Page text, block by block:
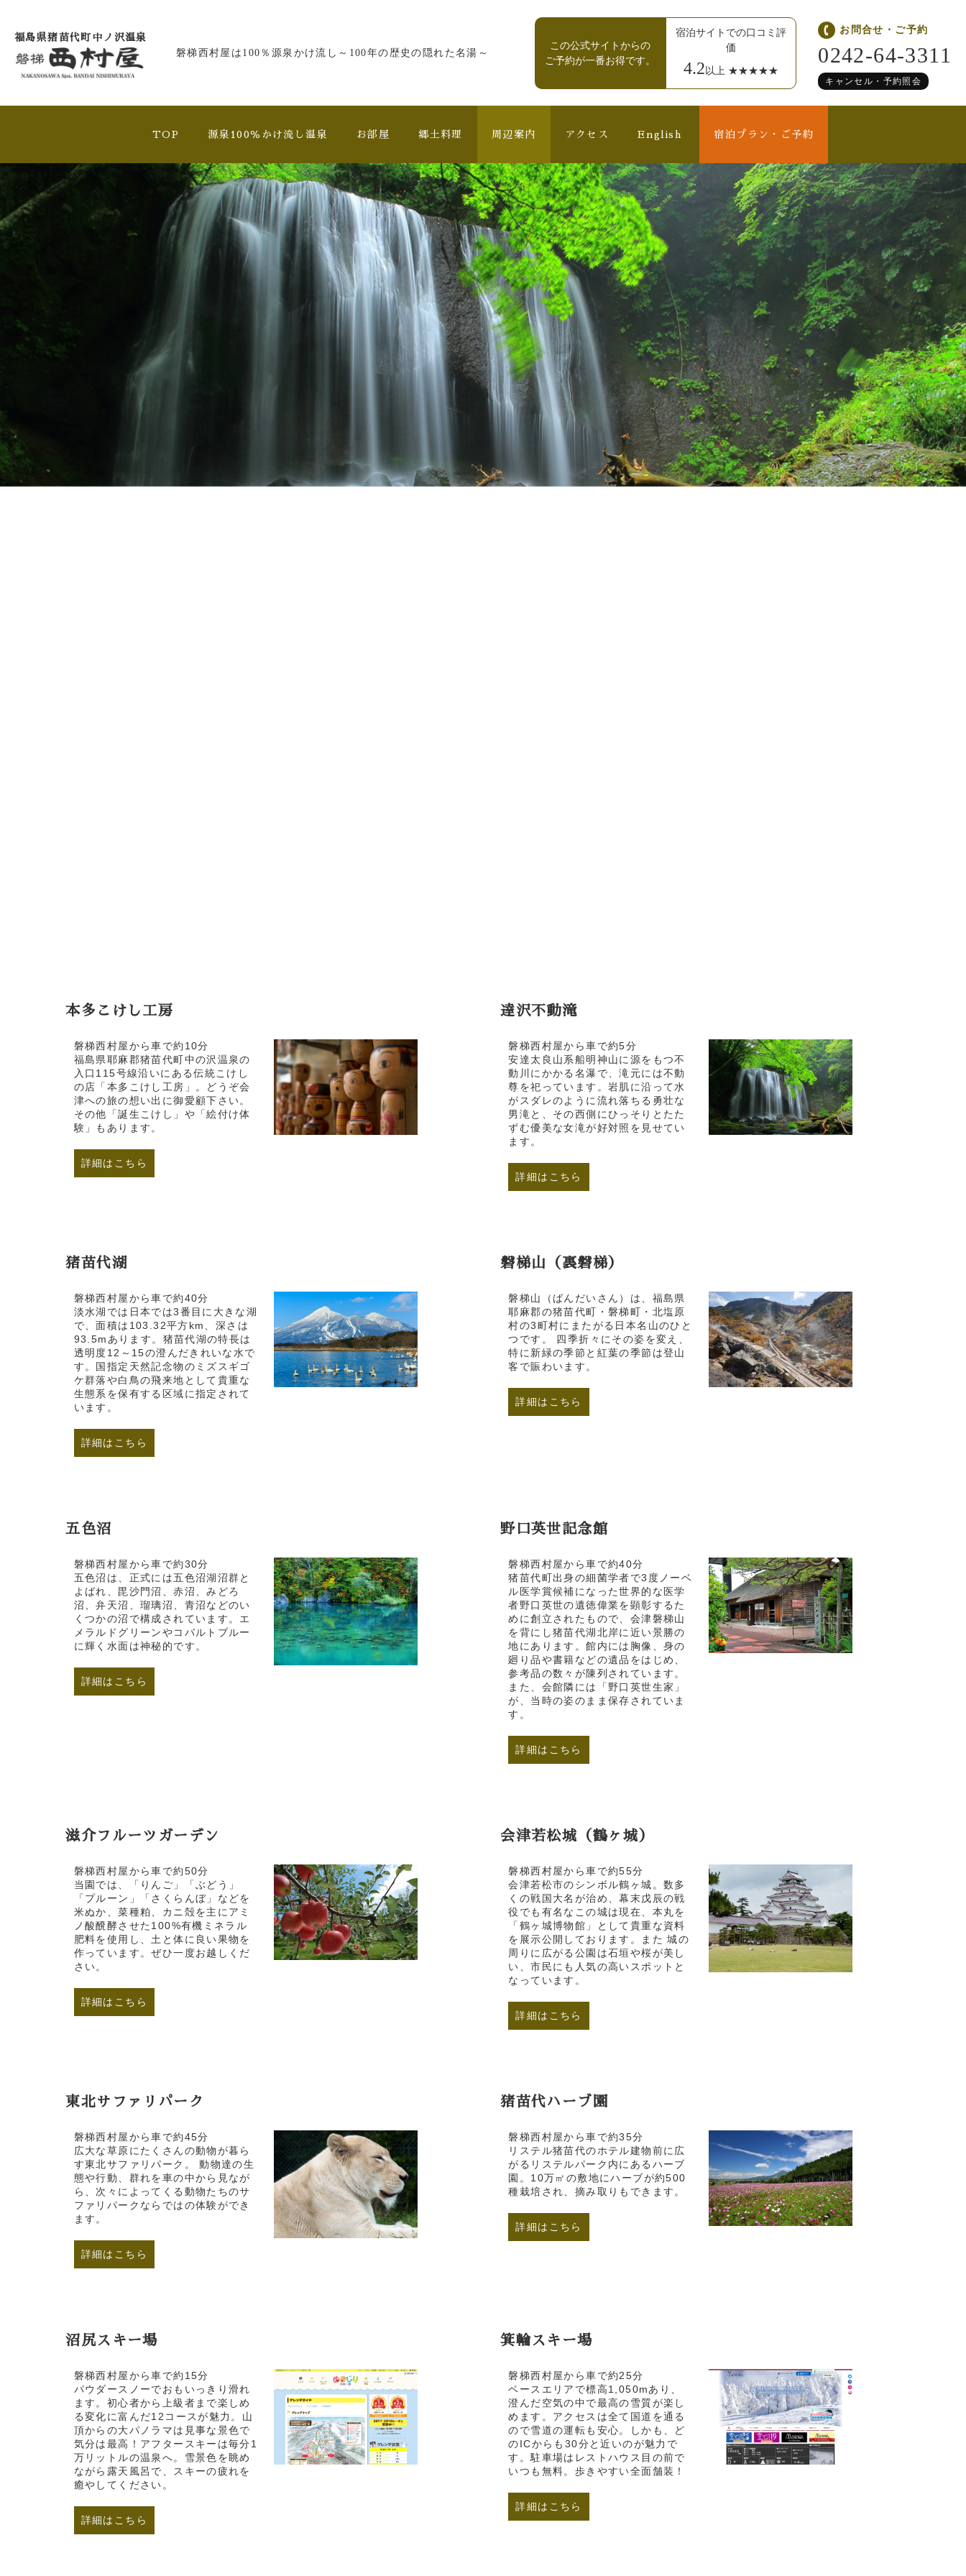
福島県猪苗代町中ノ沢温泉
磐梯西村屋は100％源泉かけ流し ～100年の歴史の隠れた名湯～
この公式サイトからの
ご予約が一番お得です。
宿泊サイトでの口コミ評
価
4.2 以上 ★★★★★
お問合せ・ご予約
0242-64-3311
キャンセル・予約照会
TOP 源泉100％かけ流し温泉 お部屋 郷土料理 周辺案内 アクセス English 宿泊プラン・ご予約
本多こけし工房
磐梯西村屋から車で約10分
福島県耶麻郡猪苗代町中の沢温泉の
入口115号線沿いにある伝統こけし
の店「本多こけし工房」。どうぞ会
津への旅の想い出に御愛顧下さい。
その他「誕生こけし」や「絵付け体
験」もあります。
詳細はこちら
達沢不動滝
磐梯西村屋から車で約5分
安達太良山系船明神山に源をもつ不
動川にかかる名瀑で、滝元には不動
尊を祀っています。岩肌に沿って水
がスダレのように流れ落ちる勇壮な
男滝と、その西側にひっそりとたた
ずむ優美な女滝が好対照を見せてい
ます。
詳細はこちら
猪苗代湖
磐梯西村屋から車で約40分
淡水湖では日本では3番目に大きな湖
で、面積は103.32平方km、深さは
93.5mあります。猪苗代湖の特長は
透明度12～15の澄んだきれいな水で
す。国指定天然記念物のミズスギゴ
ケ群落や白鳥の飛来地として貴重な
生態系を保有する区域に指定されて
います。
詳細はこちら
磐梯山（裏磐梯）
磐梯山（ばんだいさん）は、福島県
耶麻郡の猪苗代町・磐梯町・北塩原
村の3町村にまたがる日本名山のひと
つです。 四季折々にその姿を変え、
特に新緑の季節と紅葉の季節は登山
客で賑わいます。
詳細はこちら
五色沼
磐梯西村屋から車で約30分
五色沼は、正式には五色沼湖沼群と
よばれ、毘沙門沼、赤沼、みどろ
沼、弁天沼、瑠璃沼、青沼などのい
くつかの沼で構成されています。エ
メラルドグリーンやコバルトブルー
に輝く水面は神秘的です。
詳細はこちら
野口英世記念館
磐梯西村屋から車で約40分
猪苗代町出身の細菌学者で3度ノーベ
ル医学賞候補になった世界的な医学
者野口英世の遺徳偉業を顕彰するた
めに創立されたもので、会津磐梯山
を背にし猪苗代湖北岸に近い景勝の
地にあります。館内には胸像、身の
廻り品や書籍などの遺品をはじめ、
参考品の数々が陳列されています。
また、会館隣には「野口英世生家」
が、当時の姿のまま保存されていま
す。
詳細はこちら
滋介フルーツガーデン
磐梯西村屋から車で約50分
当園では、「りんご」「ぶどう」
「プルーン」「さくらんぼ」などを
米ぬか、菜種粕、カニ殻を主にアミ
ノ酸醗酵させた100%有機ミネラル
肥料を使用し、土と体に良い果物を
作っています。ぜひ一度お越しくだ
さい。
詳細はこちら
会津若松城（鶴ヶ城）
磐梯西村屋から車で約55分
会津若松市のシンボル鶴ヶ城。数多
くの戦国大名が治め、幕末戊辰の戦
役でも有名なこの城は現在、本丸を
「鶴ヶ城博物館」として貴重な資料
を展示公開しております。また 城の
周りに広がる公園は石垣や桜が美し
い、市民にも人気の高いスポットと
なっています。
詳細はこちら
東北サファリパーク
磐梯西村屋から車で約45分
広大な草原にたくさんの動物が暮ら
す東北サファリパーク。 動物達の生
態や行動、群れを車の中から見なが
ら、次々によってくる動物たちのサ
ファリパークならではの体験ができ
ます。
詳細はこちら
猪苗代ハーブ園
磐梯西村屋から車で約35分
リステル猪苗代のホテル建物前に広
がるリステルパーク内にあるハーブ
園。10万㎡の敷地にハーブが約500
種栽培され、摘み取りもできます。
詳細はこちら
沼尻スキー場
磐梯西村屋から車で約15分
パウダースノーでおもいっきり滑れ
ます。初心者から上級者まで楽しめ
る変化に富んだ12コースが魅力。山
頂からの大パノラマは見事な景色で
気分は最高！アフタースキーは毎分1
万リットルの温泉へ。雪景色を眺め
ながら露天風呂で、スキーの疲れを
癒やしてください。
詳細はこちら
箕輪スキー場
磐梯西村屋から車で約25分
ベースエリアで標高1,050mあり、
澄んだ空気の中で最高の雪質が楽し
めます。アクセスは全て国道を通る
ので雪道の運転も安心。しかも、ど
のICからも30分と近いのが魅力で
す。駐車場はレストハウス目の前で
いつも無料。歩きやすい全面舗装！
詳細はこちら